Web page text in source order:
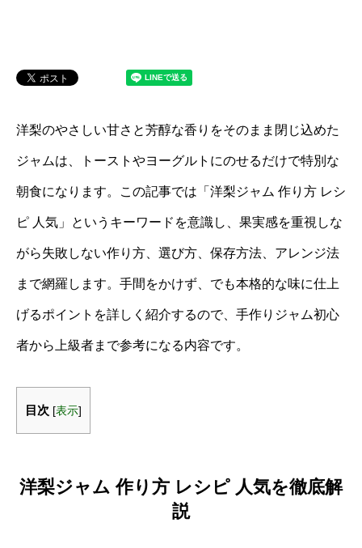
洋梨のやさしい甘さと芳醇な香りをそのまま閉じ込めた
ジャムは、トーストやヨーグルトにのせるだけで特別な
朝食になります。この記事では「洋梨ジャム 作り方 レシ
ピ 人気」というキーワードを意識し、果実感を重視しな
がら失敗しない作り方、選び方、保存方法、アレンジ法
まで網羅します。手間をかけず、でも本格的な味に仕上
げるポイントを詳しく紹介するので、手作りジャム初心
者から上級者まで参考になる内容です。
目次 [表示]
洋梨ジャム 作り方 レシピ 人気を徹底解
説